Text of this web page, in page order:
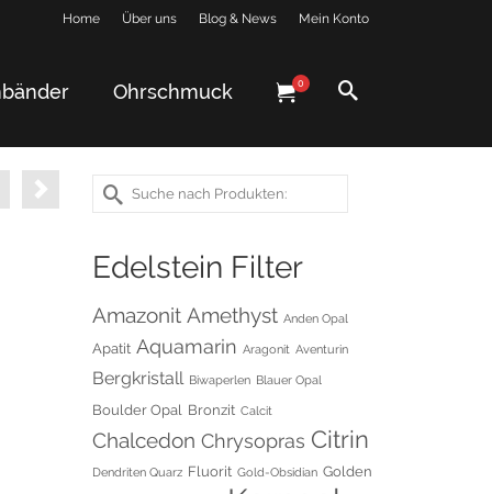
Home Über uns Blog & News Mein Konto
Ohrschmuck 0
Suche
nach:
Edelstein Filter
Amazonit Amethyst Anden Opal
Apatit Aquamarin Aragonit Aventurin
Bergkristall Biwaperlen Blauer Opal
Boulder Opal Bronzit Calcit
Chalcedon Chrysopras Citrin
Dendriten Quarz Fluorit Gold-Obsidian Golden